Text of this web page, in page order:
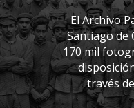
El Archivo
Santiago de
170 mil
través